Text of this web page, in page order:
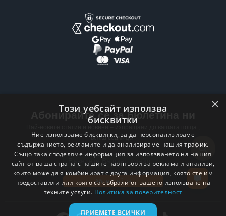
Абонирайте се за бюлетина ни
всяка седмица .
Email address
Абонирай се
×
Този уебсайт използва
бисквитки
Ние използваме бисквитки, за да персонализираме
съдържанието, рекламите и да анализираме нашия трафик.
Също така споделяме информация за използването на нашия
сайт от ваша страна с нашите партньори за реклама и анализи,
които може да я комбинират с друга информация, която сте им
предоставили или която са събрали от вашето използване на
техните услуги. Политика за поверителност
ПРИЕМЕТЕ ВСИЧКИ